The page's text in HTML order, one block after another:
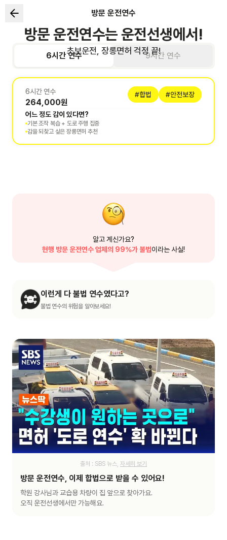
방문 운전연수
방문 운전연수는 운전선생에서!
초보운전, 장롱면허 걱정 끝!
6시간연수 9시간 연수
6시간 연수
264,000원
#합법 #안전보장
어느 정도 감이 있다면?
기본 조작 복습 + 도로 주행 집중
감을 되찾고 싶은 장롱면허 추천
알고 계신가요?
현행 방문 운전연수 업체의 99%가 불법이라는 사실!
이런게 다 불법 연수였다고?
불법 연수의 위험을 알아보세요!
출처 : SBS 뉴스, 자세히 보기
방문 운전연수, 이제 합법으로 받을 수 있어요!
학원 강사님과 교습용 차량이 집 앞으로 찾아가요.
오직 운전선생에서만 가능해요.